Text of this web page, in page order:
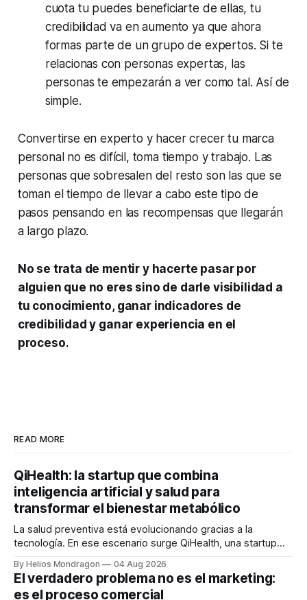
cuota tu puedes beneficiarte de ellas, tu
credibilidad va en aumento ya que ahora
formas parte de un grupo de expertos. Si te
relacionas con personas expertas, las
personas te empezarán a ver como tal. Así de
simple.
Convertirse en experto y hacer crecer tu marca
personal no es difícil, toma tiempo y trabajo. Las
personas que sobresalen del resto son las que se
toman el tiempo de llevar a cabo este tipo de
pasos pensando en las recompensas que llegarán
a largo plazo.
No se trata de mentir y hacerte pasar por
alguien que no eres sino de darle visibilidad a
tu conocimiento, ganar indicadores de
credibilidad y ganar experiencia en el
proceso.
READ MORE
QiHealth: la startup que combina
inteligencia artificial y salud para
transformar el bienestar metabólico
La salud preventiva está evolucionando gracias a la
tecnología. En ese escenario surge QiHealth, una startup
dispositivos inteligentes, inteligencia artificial y monitoreo
en tiempo real para ayudar a las personas a tomar mejores
By Helios Mondragon 04 Aug 2026
El verdadero problema no es el marketing:
es el proceso comercial